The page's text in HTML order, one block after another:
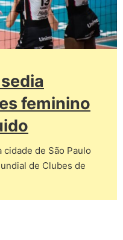
feminino
cidade de São Paulo
de Clubes de